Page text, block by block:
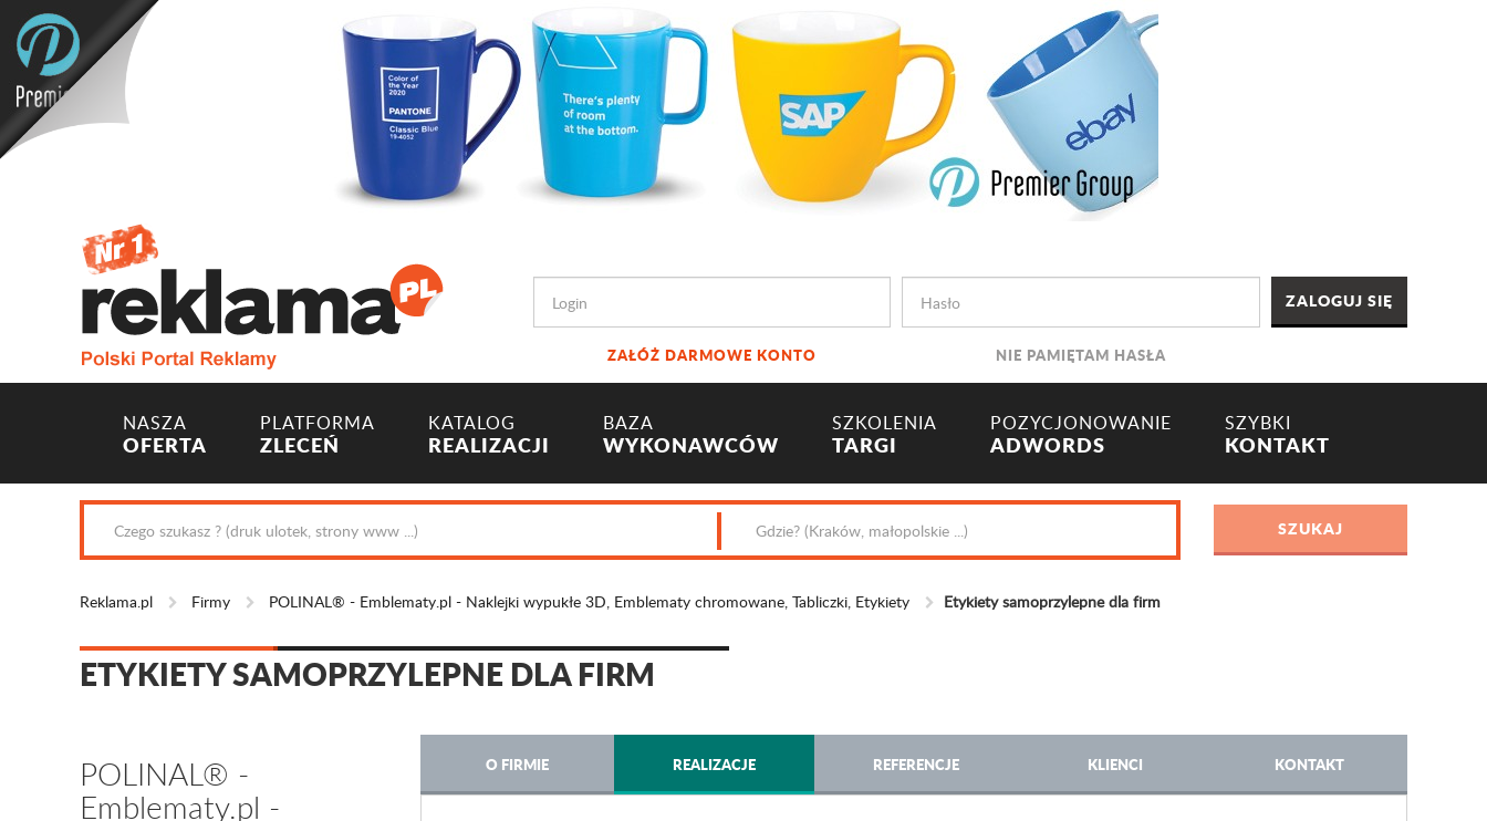
ZAŁÓŻ DARMOWE KONTO NIE PAMIĘTAM HASŁA
NASZA
OFERTA
PLATFORMA
ZLECEŃ
KATALOG
REALIZACJI
BAZA
WYKONAWCÓW
SZKOLENIA
TARGI
POZYCJONOWANIE
ADWORDS
SZYBKI
KONTAKT
Reklama.pl Firmy POLINAL® - Emblematy.pl - Naklejki wypukłe 3D, Emblematy chromowane, Tabliczki, Etykiety Etykiety samoprzylepne dla firm
ETYKIETY SAMOPRZYLEPNE DLA FIRM
POLINAL® -
Emblematy.pl -
O FIRMIE REALIZACJE REFERENCJE KLIENCI KONTAKT